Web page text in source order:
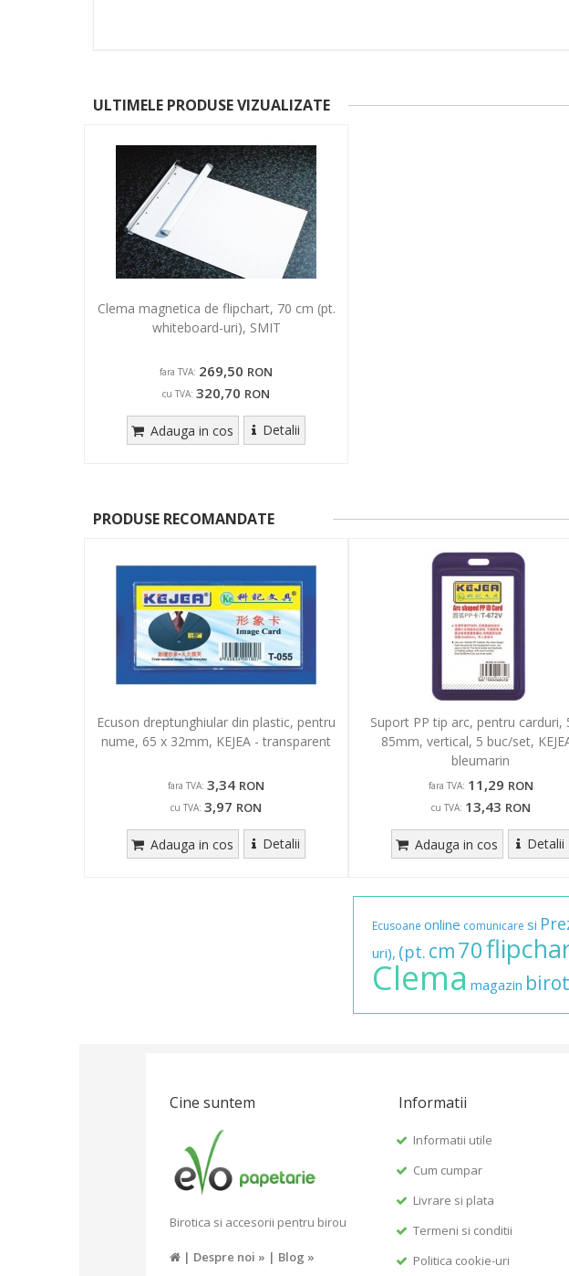
ULTIMELE PRODUSE VIZUALIZATE
Clema magnetica de flipchart, 70 cm (pt.
whiteboard-uri), SMIT
fara TVA: 269,50 RON
cu TVA: 320,70 RON
Adauga in cos Detalii
PRODUSE RECOMANDATE
Ecuson dreptunghiular din plastic, pentru
nume, 65 x 32mm, KEJEA - transparent
fara TVA: 3,34 RON
cu TVA: 3,97 RON
Adauga in cos Detalii
Suport PP tip arc, pentru carduri,
85mm, vertical, 5 buc/set,
bleumarin
fara TVA: 11,29 RON
cu TVA: 13,43 RON
Adauga in cos Detalii
Ecusoane online comunicare si
uri), (pt. cm70
Clema magazin
Cine suntem
Birotica si accesorii pentru birou
| Despre noi » | Blog »
Informatii
Informatii utile
Cum cumpar
Livrare si plata
Termeni si conditii
Politica cookie-uri